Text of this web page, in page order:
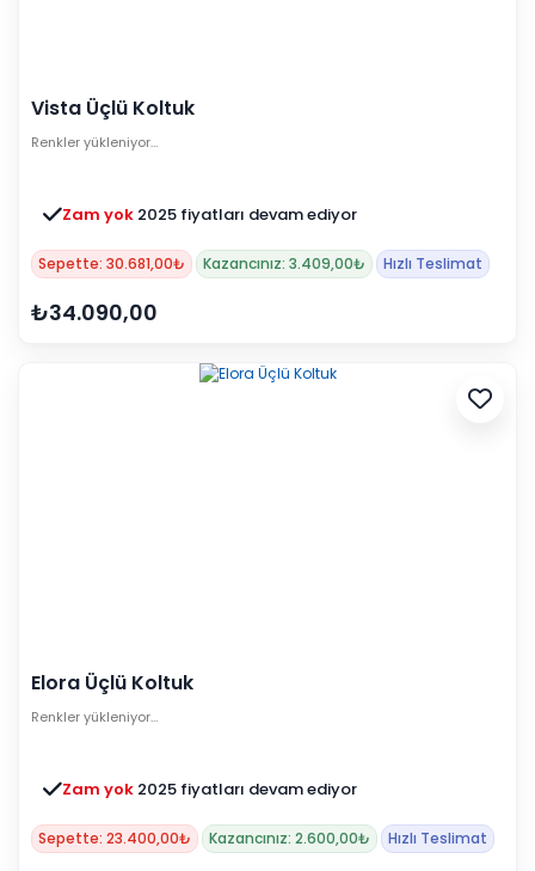
Vista Üçlü Koltuk
Renkler yükleniyor…
Zam yok 2025 fiyatları devam ediyor
Sepette: 30.681,00₺ Kazancınız: 3.409,00₺ Hızlı Teslimat
₺34.090,00
Elora Üçlü Koltuk
Renkler yükleniyor…
Zam yok 2025 fiyatları devam ediyor
Sepette: 23.400,00₺ Kazancınız: 2.600,00₺ Hızlı Teslimat